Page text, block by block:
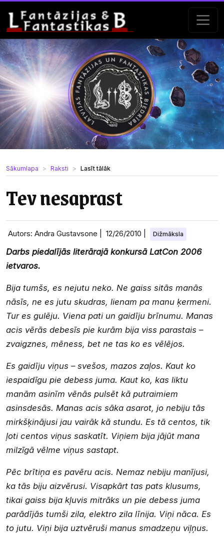
Sākumlapa Raksti Lasīt tālāk
Tev nesaprast
Autors: Andra Gustavsone | 12/26/2010 Dižmāksla
Darbs piedalījās literārajā konkursā LatCon 2006
ietvaros.
Bija tumšs, es nejutu neko. Ne gaiss sitās manās
nāsīs, ne es jutu skudras, lienam pa manu ķermeni.
Tur es gulēju. Viena pati un gaidīju brīnumu. Manas
acis vērās debesīs pie kurām bija viss parastais –
zvaigznes, mēness, bet ne tas ko es vēlējos.
Es gaidīju viņus – svešos, mazos zaļos. Kaut ko
iespaidīgu pie debess juma. Kaut ko, kas liktu
manām asinīm vēnās pulsēt kā putraimiem
asinsdesās. Manas acis sāka asarot, jo nebiju tās
mirkšķinājusi jau vairāk kā stundu. Es tā centos, tik
ļoti centos viņus saskatīt. Viņiem bija jājūt mana
milzīgā vēlme viņus sastapt.
Pēc brītiņa es pavēru acis. Nemaz nebiju manījusi,
ka tās biju aizvērusi. Visapkārt tas pats klusums,
tikai gaiss bija kļuvis mitrāks un pie debess juma
parādījās tumši zila, elektro zila līnija. Viņi nāca. Es
to jutu. Viņi bija uztvēruši manus smadzeņu viļņus.